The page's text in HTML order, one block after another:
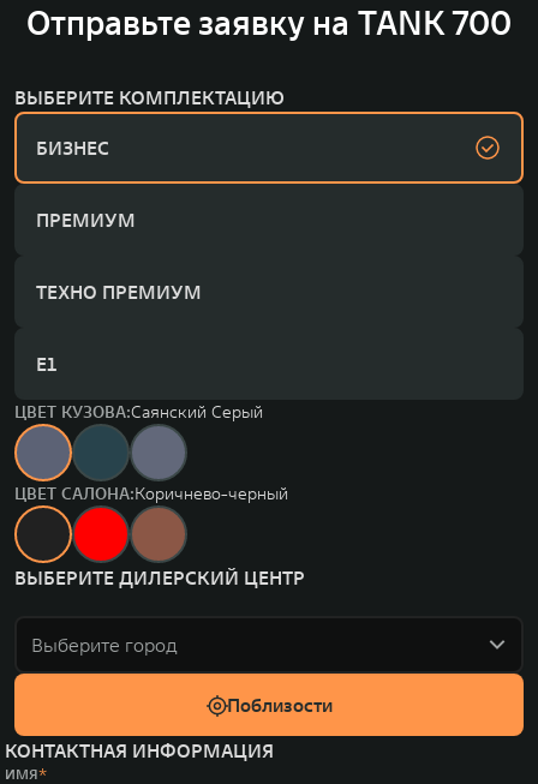
Отправьте заявку на TANK 700
ВЫБЕРИТЕ КОМПЛЕКТАЦИЮ
БИЗНЕС
ПРЕМИУМ
ТЕХНО ПРЕМИУМ
Е1
ЦВЕТ КУЗОВА:Саянский Серый
ЦВЕТ САЛОНА:Коричнево-черный
ВЫБЕРИТЕ ДИЛЕРСКИЙ ЦЕНТР
Выберите город
Поблизости
КОНТАКТНАЯ ИНФОРМАЦИЯ
ИМЯ